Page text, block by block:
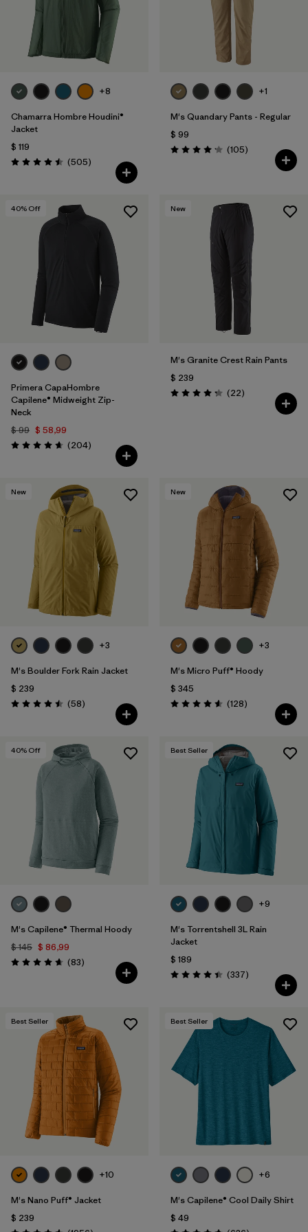
+8
Chamarra Hombre Houdini®
Jacket
$ 119
Valoración: 4.5 / 5
(505Comentarios
)
+1
M's Quandary Pants - Regular
$ 99
Valoración: 4.2 / 5
(105Comentarios
)
40% Off
Primera CapaHombre
Capilene® Midweight Zip-
Neck
$ 99 $ 58,99
Valoración: 4.6 / 5
(204Comentarios
)
New
M's Granite Crest Rain Pants
$ 239
Valoración: 4.3 / 5
(22Comentarios
)
New
+3
M's Boulder Fork Rain Jacket
$ 239
Valoración: 4.5 / 5
(58Comentarios
)
New
+3
M's Micro Puff® Hoody
$ 345
Valoración: 4.6 / 5
(128Comentarios
)
40% Off
M's Capilene® Thermal Hoody
$ 145 $ 86,99
Valoración: 4.7 / 5
(83Comentarios
)
Best Seller
+9
M's Torrentshell 3L Rain
Jacket
$ 189
Valoración: 4.4 / 5
(337Comentarios
)
Best Seller
+10
M's Nano Puff® Jacket
$ 239
Best Seller
+6
M's Capilene® Cool Daily Shirt
$ 49